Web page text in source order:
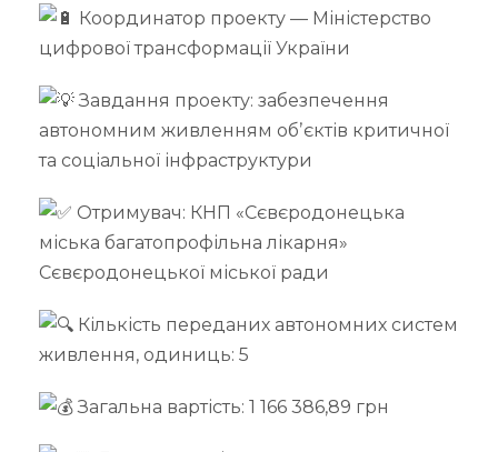
Координатор проекту — Міністерство
цифрової трансформації України
Завдання проекту: забезпечення
автономним живленням обʼєктів критичної
та соціальної інфраструктури
Отримувач: КНП «Сєвєродонецька
міська багатопрофільна лікарня»
Сєвєродонецької міської ради
Кількість переданих автономних систем
живлення, одиниць: 5
Загальна вартість: 1 166 386,89 грн